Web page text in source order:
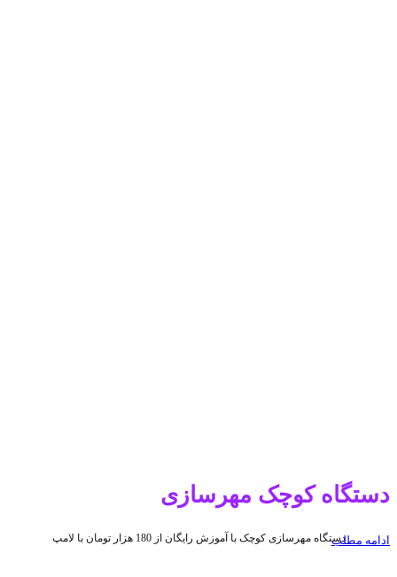
دستگاه کوچک مهرسازی
دستگاه مهرسازی کوچک با آموزش رایگان از 180 هزار تومان با لامپادامه مطلب